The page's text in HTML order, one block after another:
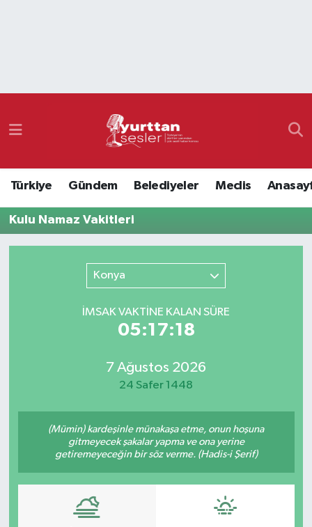
Türkiye Gündem Belediyeler Meclis
Kulu Namaz Vakitleri
Konya
İMSAK VAKTİNE KALAN SÜRE
05:17:18
7 Ağustos 2026
24 Safer 1448
(Mümin) kardeşinle münakaşa etme, onun hoşuna
gitmeyecek şakalar yapma ve ona yerine
getiremeyeceğin bir söz verme. (Hadis-i Şerif)
Namaz Vakitleri
Süper Lig Puan Durumu ve Fikstür
Son Dakika Haberleri